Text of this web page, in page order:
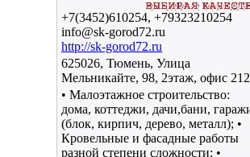
+7(3452)610254, +79323210254
info@sk-gorod72.ru
http://sk-gorod72.ru
625026, Тюмень, Улица
Мельникайте, 98, 2этаж, офис 212
• Малоэтажное строительство:
дома, коттеджи, дачи,бани,
(блок, кирпич, дерево, металл); •
Кровельные и фасадные работы
разной степени сложности; •